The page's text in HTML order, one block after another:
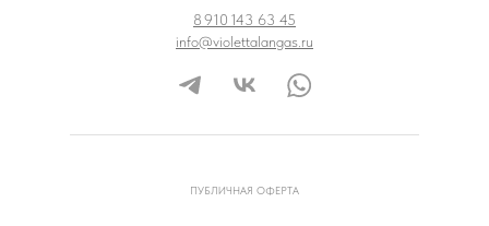
8 910 143 63 45
info@violettalangas.ru
ПУБЛИЧНАЯ ОФЕРТА